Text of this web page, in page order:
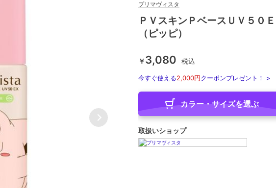
プリマヴィスタ
ＰＶスキンＰベースＵＶ５０
（ピッピ）
￥3,080 税込
今すぐ使える2,000円クーポンプレゼント！ >
カラー・サイズを選ぶ
取扱いショップ